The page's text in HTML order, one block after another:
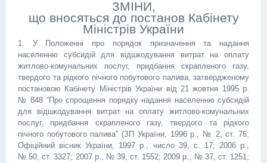
ЗМІНИ,
що вносяться до постанов Кабінету
Міністрів України
1. У Положенні про порядок призначення та надання
населенню субсидій для відшкодування витрат на оплату
житлово-комунальних послуг, придбання скрапленого газу,
твердого та рідкого пічного побутового палива, затвердженому
постановою Кабінету Міністрів України від 21 жовтня 1995 р.
№ 848 “Про спрощення порядку надання населенню субсидій
для відшкодування витрат на оплату житлово-комунальних
послуг, придбання скрапленого газу, твердого та рідкого
пічного побутового палива” (ЗП України, 1996 р., № 2, ст. 76;
Офіційний вісник України, 1997 р., число 39, с. 17; 2006 р.,
№ 50, ст. 3327; 2007 р., № 39, ст. 1552; 2009 р., № 37, ст. 1251;